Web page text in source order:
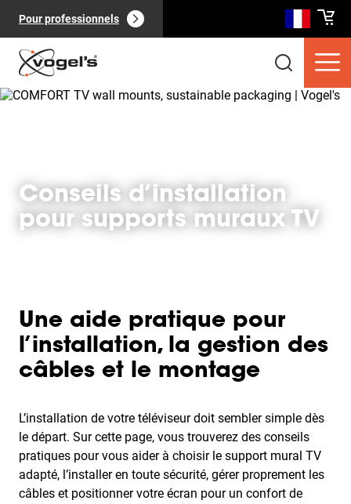
Pour professionnels
):
Pages(0): Voir tout
Conseils d’installation
pour supports muraux TV
Une aide pratique pour
l’installation, la gestion des
câbles et le montage
L’installation de votre téléviseur doit sembler simple dès
le départ. Sur cette page, vous trouverez des conseils
pratiques pour vous aider à choisir le support mural TV
adapté, l’installer en toute sécurité, gérer proprement les
câbles et positionner votre écran pour un confort de